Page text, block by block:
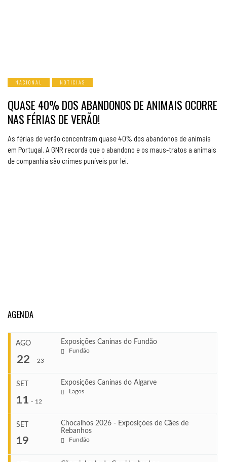
NACIONAL NOTICIAS
QUASE 40% DOS ABANDONOS DE ANIMAIS OCORRE
NAS FÉRIAS DE VERÃO!
As férias de verão concentram quase 40% dos abandonos de animais
em Portugal. A GNR recorda que o abandono e os maus-tratos a animais
de companhia são crimes puníveis por lei.
AGENDA
AGO
22 - 23
Exposições Caninas do Fundão
Fundão
Ago 22, 2026
SET
11 - 12
Exposições Caninas do Algarve
Lagos
SET
19
Chocalhos 2026 - Exposições de Cães de
Rebanhos
Fundão